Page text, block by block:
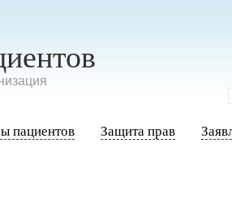
пациентов Защита прав